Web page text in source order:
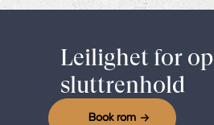
Leilighet for
sluttrenhold
Book rom